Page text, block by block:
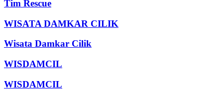
Tim Rescue
WISATA DAMKAR CILIK
Wisata Damkar Cilik
WISDAMCIL
WISDAMCIL